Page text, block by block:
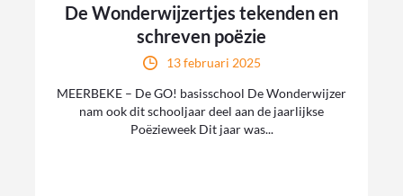
De Wonderwijzertjes tekenden en
schreven poëzie
13 februari 2025
MEERBEKE – De GO! basisschool De Wonderwijzer
nam ook dit schooljaar deel aan de jaarlijkse
Poëzieweek Dit jaar was...